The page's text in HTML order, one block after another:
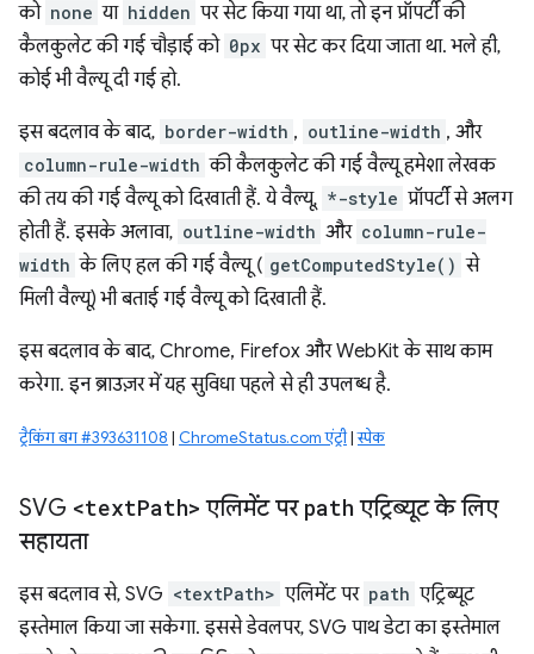
को none या hidden पर सेट किया गया था, तो इन प्रॉपर्टी की
कैलकुलेट की गई चौड़ाई को 0px पर सेट कर दिया जाता था. भले ही,
कोई भी वैल्यू दी गई हो.
इस बदलाव के बाद, border-width , outline-width , और
column-rule-width की कैलकुलेट की गई वैल्यू हमेशा लेखक
की तय की गई वैल्यू को दिखाती हैं. ये वैल्यू, *-style प्रॉपर्टी से अलग
होती हैं. इसके अलावा, outline-width और column-rule-
width के लिए हल की गई वैल्यू ( getComputedStyle() से
मिली वैल्यू) भी बताई गई वैल्यू को दिखाती हैं.
इस बदलाव के बाद, Chrome, Firefox और WebKit के साथ काम
करेगा. इन ब्राउज़र में यह सुविधा पहले से ही उपलब्ध है.
ट्रैकिंग बग #393631108 | ChromeStatus.com एंट्री|स्पेक
SVG <textPath> एलिमेंट पर path एट्रिब्यूट के लिए
सहायता
इस बदलाव से, SVG <textPath> एलिमेंट पर path एट्रिब्यूट
इस्तेमाल किया जा सकेगा. इससे डेवलपर, SVG पाथ डेटा का इस्तेमाल